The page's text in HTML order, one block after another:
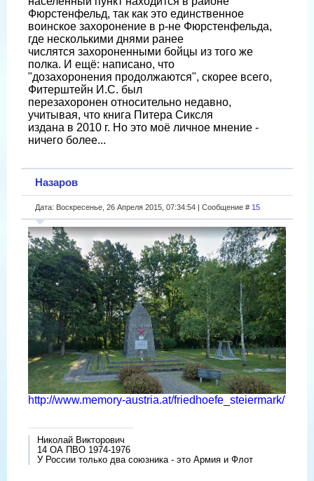
Фюрстенфельд, так как это единственное
воинское захоронение в р-не Фюрстенфельда,
где несколькими днями ранее
числятся захороненными бойцы из того же
полка. И ещё: написано, что
"дозахоронения продолжаются", скорее всего,
Фитерштейн И.С. был
перезахоронен относительно недавно,
учитывая, что книга Питера Сиксля
издана в 2010 г. Но это моё личное мнение -
ничего более...
Назаров
Дата: Воскресенье, 26 Апреля 2015, 07:34:54 | Сообщение # 15
http://www.memory-austria.at/friedhoefe_steiermark/
Николай Викторович
14 ОА ПВО 1974-1976
У России только два союзника - это Армия и Флот